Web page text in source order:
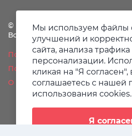
© Первая печать, 2018-2026
Все права защищены.
Политика конфиденциальности
Пользовательское соглашение
О файлах Cookie
Мы используем файлы
улучшений и
сайта, анализа трафика
персонализации.
кликая на "Я согласен",
соглашаетесь с нашей
использования cookies.
Я